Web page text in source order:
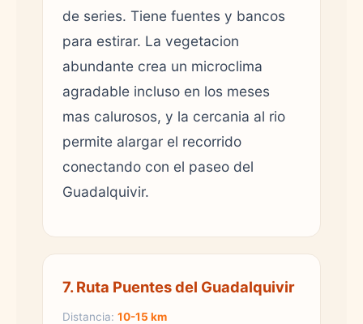
de series. Tiene fuentes y bancos
para estirar. La vegetacion
abundante crea un microclima
agradable incluso en los meses
mas calurosos, y la cercania al rio
permite alargar el recorrido
conectando con el paseo del
Guadalquivir.
7. Ruta Puentes del Guadalquivir
Distancia: 10-15 km